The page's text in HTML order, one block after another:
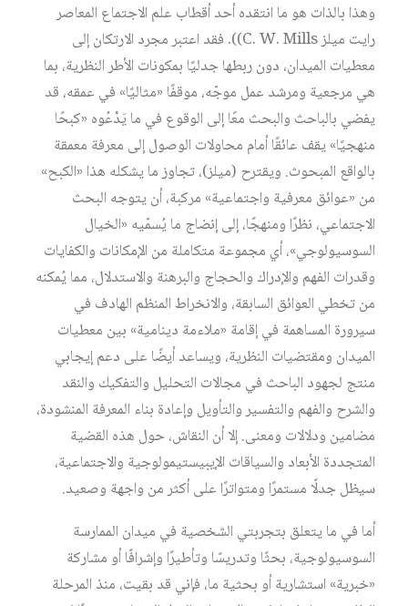
وهذا بالذات هو ما انتقده أحد أقطاب علم الاجتماع المعاصر
رايت ميلز C. W. Mills)). فقد اعتبر مجرد الارتكان إلى
معطيات الميدان، دون ربطها جدليًا بمكونات الأطر النظرية، بما
هي مرجعية ومرشد عمل موجّه، موقفًا «مثاليًا» في عمقه، قد
يفضي بالباحث والبحث معًا إلى الوقوع في ما يَدْعُوه «كبحًا
منهجيًا» يقف عائقًا أمام محاولات الوصول إلى معرفة معمقة
بالواقع المبحوث. ويقترح (ميلز)، تجاوز ما يشكله هذا «الكبح»
من «عوائق معرفية واجتماعية» مركبة، أن يتوجه البحث
الاجتماعي، نظرًا ومنهجًا، إلى إنضاج ما يُسمّيه «الخيال
السوسيولوجي»، أي مجموعة متكاملة من الإمكانات والكفايات
وقدرات الفهم والإدراك والحجاج والبرهنة والاستدلال، مما يُمكنه
من تخطي العوائق السابقة، والانخراط المنظم الهادف في
سيرورة المساهمة في إقامة «ملاءمة دينامية» بين معطيات
الميدان ومقتضيات النظرية، ويساعد أيضًا على دعم إيجابي
منتج لجهود الباحث في مجالات التحليل والتفكيك والنقد
والشرح والفهم والتفسير والتأويل وإعادة بناء المعرفة المنشودة،
مضامين ودلالات ومعنى. إلا أن النقاش، حول هذه القضية
المتجددة الأبعاد والسياقات الإيبيستيمولوجية والاجتماعية،
سيظل جدلًا مستمرًا ومتواترًا على أكثر من واجهة وصعيد.
أما في ما يتعلق بتجربتي الشخصية في ميدان الممارسة
السوسيولوجية، بحثًا وتدريسًا وتأطيرًا وإشرافًا أو مشاركة
«خبرية» استشارية أو بحثية ما، فإني قد بقيت، منذ المرحلة